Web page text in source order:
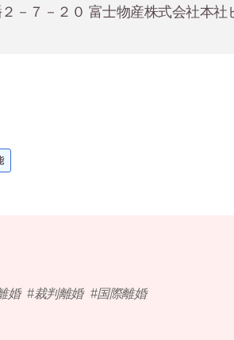
－７－２０ 富士物産株式会社本社
婚 裁判離婚 国際離婚